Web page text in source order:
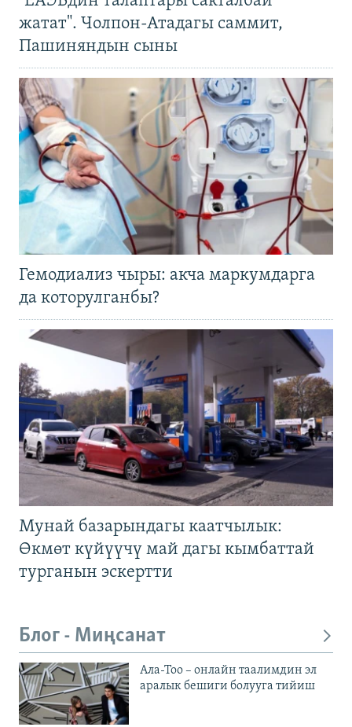
жатат". Чолпон-Атадагы саммит,
Пашиняндын сыны
Гемодиализ чыры: акча маркумдарга
да которулганбы?
Мунай базарындагы каатчылык:
Өкмөт күйүүчү май дагы кымбаттай
турганын эскертти
Блог - Миңсанат
Ала-Тоо – онлайн таалимдин эл
аралык бешиги болууга тийиш